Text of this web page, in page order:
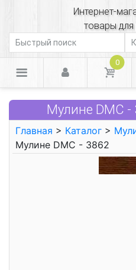
Интернет-
товары для
0
Мулине DMC -
Главная > Каталог >
Мулине DMC - 3862